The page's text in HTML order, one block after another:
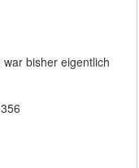
bisher eigentlich